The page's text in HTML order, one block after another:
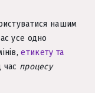
нашим
усе одно
етикету та
час процесу